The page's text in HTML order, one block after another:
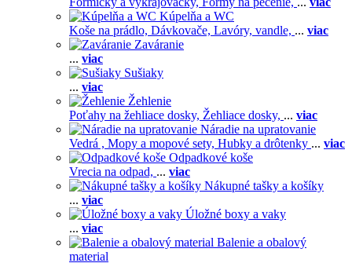
Kúpelňa a WC
Koše na prádlo, Dávkovače, Lavóry, vandle, ... viac
Zaváranie
... viac
Sušiaky
... viac
Žehlenie
Poťahy na žehliace dosky, Žehliace dosky, ... viac
Náradie na upratovanie
Vedrá , Mopy a mopové sety, Hubky a drôtenky ... viac
Odpadkové koše
Vrecia na odpad, ... viac
Nákupné tašky a košíky
... viac
Úložné boxy a vaky
... viac
Balenie a obalový
material